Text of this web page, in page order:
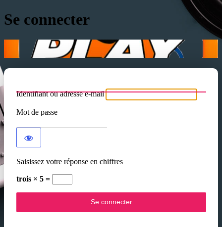
Se connecter
Identifiant ou adresse e-mail
Mot de passe
Saisissez votre réponse en chiffres
trois × 5 =